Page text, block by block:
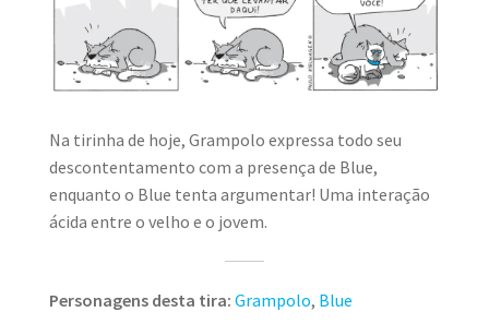
MINHA CONTA
CARRINHO
Na tirinha de hoje, Grampolo expressa todo seu
descontentamento com a presença de Blue,
enquanto o Blue tenta argumentar! Uma interação
ácida entre o velho e o jovem.
Personagens desta tira: Grampolo, Blue